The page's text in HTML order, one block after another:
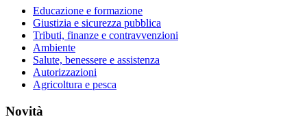
Educazione e formazione
Giustizia e sicurezza pubblica
Tributi, finanze e contravvenzioni
Ambiente
Salute, benessere e assistenza
Autorizzazioni
Agricoltura e pesca
Novità